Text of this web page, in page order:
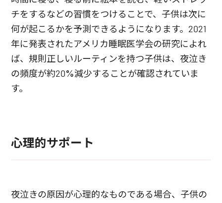
チをするなどの習慣をつけることで、子供は次に
何が起こるかを予測できるようになります。2021
年に発表されたアメリカ睡眠医学会の研究によれ
ば、規則正しいルーティンを持つ子供は、夜泣き
の頻度が約20%減少することが確認されていま
す。
心理的サポート
夜泣きの原因が心理的なものである場合、子供の